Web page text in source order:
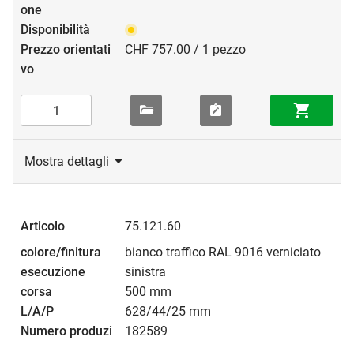
CHF 757.00 / 1 pezzo
Mostra dettagli
75.121.60
bianco traffico RAL 9016 verniciato
sinistra
500 mm
628/44/25 mm
182589